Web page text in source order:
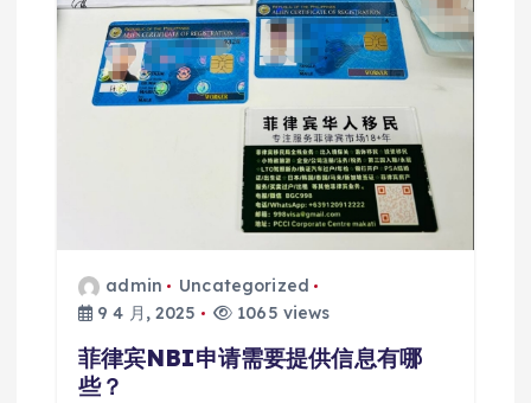
admin
Uncategorized
9 4 月, 2025
1065 views
菲律宾NBI申请需要提供信息有哪
些？